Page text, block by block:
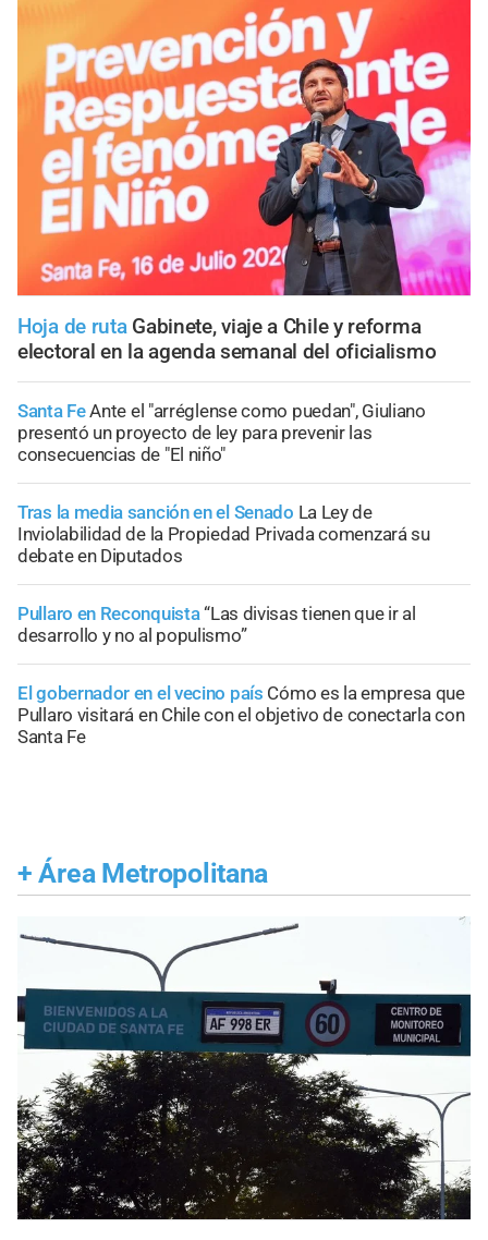
Hoja de ruta Gabinete, viaje a Chile y reforma
electoral en la agenda semanal del oficialismo
Santa FeAnte el "arréglense como puedan", Giuliano
presentó un proyecto de ley para prevenir las
consecuencias de "El niño"
Tras la media sanción en el Senado La Ley de
Inviolabilidad de la Propiedad Privada comenzará su
debate en Diputados
Pullaro en Reconquista“Las divisas tienen que ir al
desarrollo y no al populismo”
El gobernador en el vecino país Cómo es la empresa que
Pullaro visitará en Chile con el objetivo de conectarla con
Santa Fe
+ Área Metropolitana